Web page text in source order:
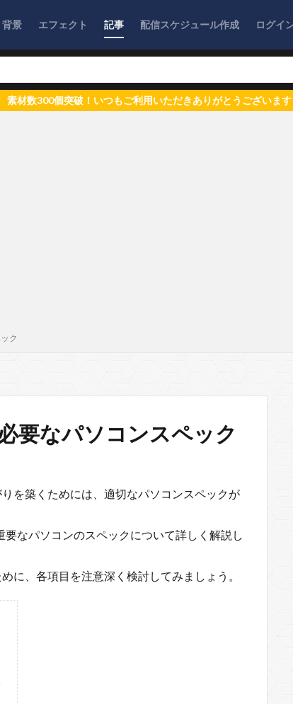
背景 エフェクト 記事 配信スケジュール作成 ログイ
！いつもご利用いただきありがとうございます！
ク
要なパソコンスペック
を築くためには、適切なパソコンスペックが
なパソコンのスペックについて詳しく解説し
に、各項目を注意深く検討してみましょう。